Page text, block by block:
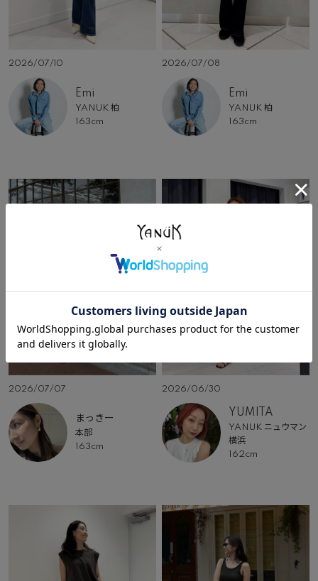
2026/07/10
Emi
YANUK 柏
163cm
2026/07/08
Emi
YANUK 柏
163cm
2026/07/07
まっきー
本部
163cm
2026/06/30
YUMITA
YANUK ニュウマン
横浜
162cm